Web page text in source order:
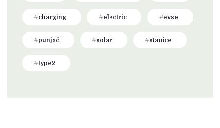
charging electric evse
punjač solar stanice
type2